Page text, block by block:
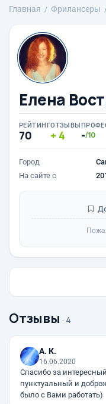
Главная Фрилансеры
Елена
РЕЙТИНГ
70
ОТЗЫВЫ
4 -/10
Город
На сайте с
Отзывы · 4
А. К.
16.06.2020
Спасибо за
пунктуальный и
было с Вами работать)